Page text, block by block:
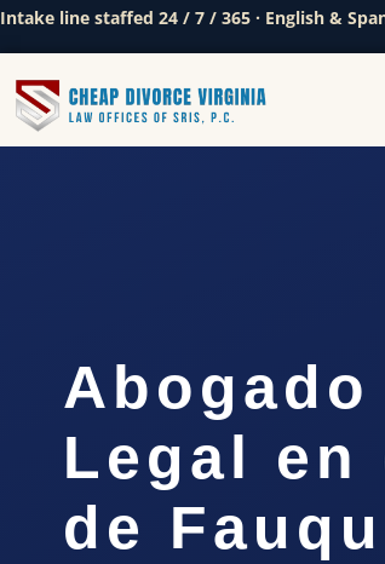
Intake line staffed 24 / 7 / 365 · English &
Legal en
de